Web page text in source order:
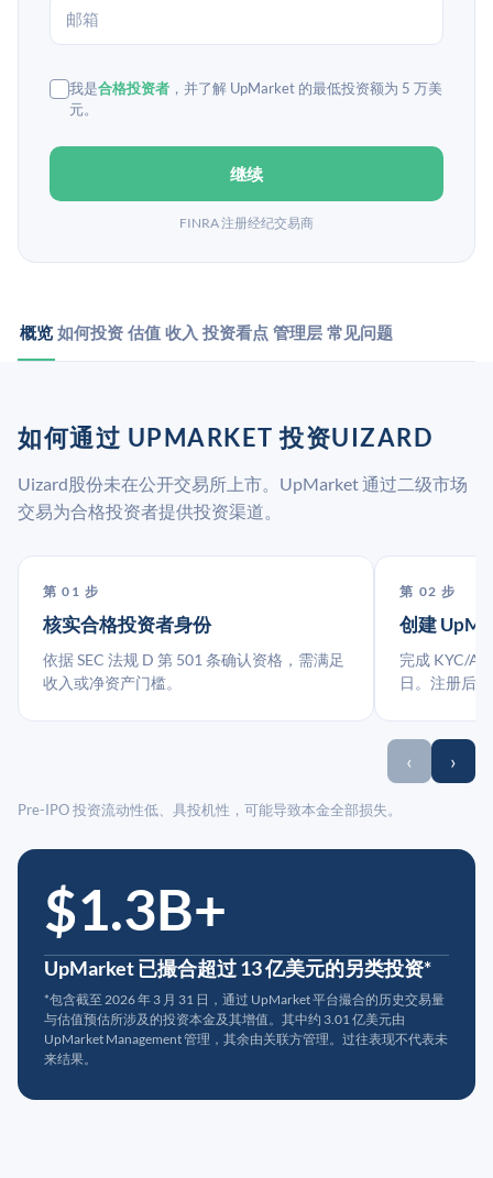
我是合格投资者 ，并了解 UpMarket 的最低投资额为 5 万美
元。
继续
FINRA 注册经纪交易商
概览 如何投资 估值 收入 投资看点 管理层 常见问题
如何通过 UPMARKET 投资UIZARD
Uizard股份未在公开交易所上市。UpMarket 通过二级市场
交易为合格投资者提供投资渠道。
第 01 步
核实合格投资者身份
依据 SEC 法规 D 第 501 条确认资格，需满足
收入或净资产门槛。
第 02 步
创建
完成 KYC/
日。注册后
‹ ›
Pre-IPO 投资流动性低、具投机性，可能导致本金全部损失。
$1.3B+
UpMarket 已撮合超过 13 亿美元的另类投资*
*包含截至 2026 年 3 月 31 日，通过 UpMarket 平台撮合的历史交易量
与估值预估所涉及的投资本金及其增值。其中约 3.01 亿美元由
UpMarket Management 管理，其余由关联方管理。过往表现不代表未
来结果。